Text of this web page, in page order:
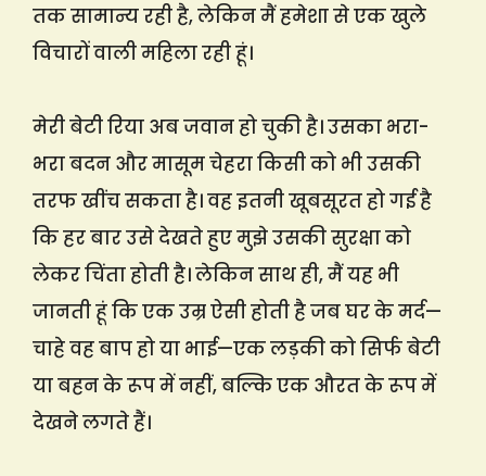
तक सामान्य रही है, लेकिन मैं हमेशा से एक खुले
विचारों वाली महिला रही हूं।
मेरी बेटी रिया अब जवान हो चुकी है। उसका भरा-
भरा बदन और मासूम चेहरा किसी को भी उसकी
तरफ खींच सकता है। वह इतनी खूबसूरत हो गई है
कि हर बार उसे देखते हुए मुझे उसकी सुरक्षा को
लेकर चिंता होती है। लेकिन साथ ही, मैं यह भी
जानती हूं कि एक उम्र ऐसी होती है जब घर के मर्द—
चाहे वह बाप हो या भाई—एक लड़की को सिर्फ बेटी
या बहन के रूप में नहीं, बल्कि एक औरत के रूप में
देखने लगते हैं।